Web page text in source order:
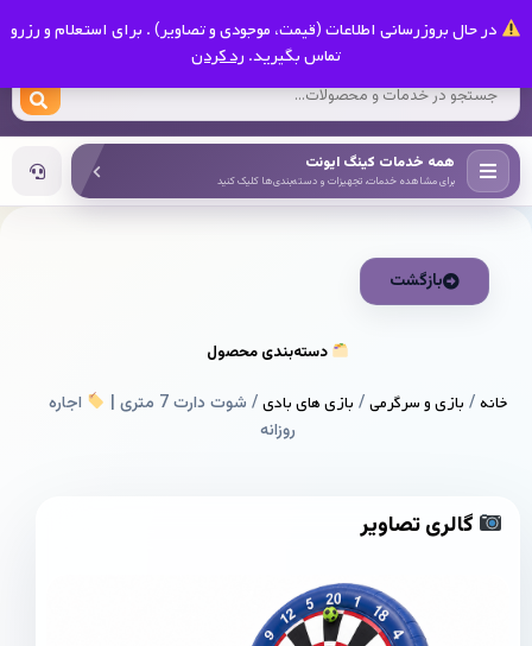
در حال بروزرسانی اطلاعات (قیمت، موجودی و تصاویر) . برای استعلام و رزرو
تماس بگیرید. رد کردن
کینگ ایونت
همه خدمات کینگ ایونت
برای مشاهده خدمات، تجهیزات و دسته‌بندی‌ها کلیک کنید
بازگشت
دسته‌بندی محصول
خانه/ بازی و سرگرمی/ بازی های بادی/ شوت دارت 7 متری |
اجاره
روزانه
گالری تصاویر